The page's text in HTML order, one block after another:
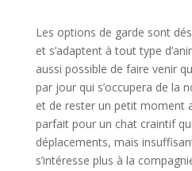
Les options de garde sont
et s’adaptent à tout type
aussi possible de faire venir
par jour qui s’occupera de la
et de rester un petit moment
parfait pour un chat craintif
déplacements, mais
s’intéresse plus à la